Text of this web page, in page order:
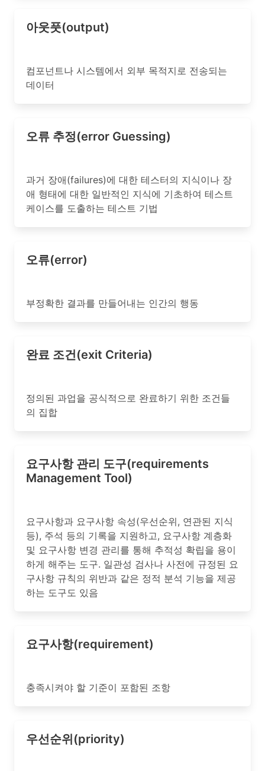
아웃풋(output)
컴포넌트나 시스템에서 외부 목적지로 전송되는
데이터
오류 추정(error Guessing)
과거 장애(failures)에 대한 테스터의 지식이나 장
애 형태에 대한 일반적인 지식에 기초하여 테스트
케이스를 도출하는 테스트 기법
오류(error)
부정확한 결과를 만들어내는 인간의 행동
완료 조건(exit Criteria)
정의된 과업을 공식적으로 완료하기 위한 조건들
의 집합
요구사항 관리 도구(requirements
Management Tool)
요구사항과 요구사항 속성(우선순위, 연관된 지식
등), 주석 등의 기록을 지원하고, 요구사항 계층화
및 요구사항 변경 관리를 통해 추적성 확립을 용이
하게 해주는 도구. 일관성 검사나 사전에 규정된 요
구사항 규칙의 위반과 같은 정적 분석 기능을 제공
하는 도구도 있음
요구사항(requirement)
충족시켜야 할 기준이 포함된 조항
우선순위(priority)